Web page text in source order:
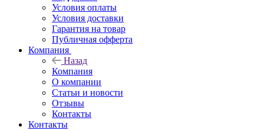
Условия оплаты
Условия доставки
Гарантия на товар
Публичная офферта
Компания
Назад
Компания
О компании
Статьи и новости
Отзывы
Контакты
Контакты